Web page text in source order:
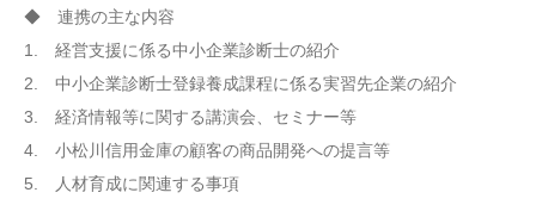
◆ 連携の主な内容
1. 経営支援に係る中小企業診断士の紹介
2. 中小企業診断士登録養成課程に係る実習先企業の紹介
3. 経済情報等に関する講演会、セミナー等
4. 小松川信用金庫の顧客の商品開発への提言等
5. 人材育成に関連する事項